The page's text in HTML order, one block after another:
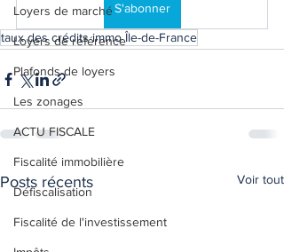
Loyers de marché
Loyers de référence
Plafonds de loyers
Les zonages
ACTU FISCALE
Fiscalité immobilière
Défiscalisation
Fiscalité de l'investissement
S'abonner
taux des crédits immo Île-de-France
Posts récents Voir tout